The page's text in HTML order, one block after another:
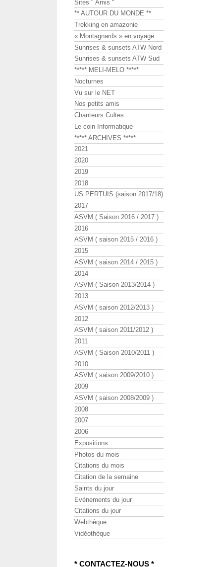
Sites " Amis "
** AUTOUR DU MONDE **
Trekking en amazonie
« Montagnards » en voyage
Sunrises & sunsets ATW Nord
Sunrises & sunsets ATW Sud
***** MELI-MELO *****
Nocturnes
Vu sur le NET
Nos petits amis
Chanteurs Cultes
Le coin Informatique
***** ARCHIVES *****
2021
2020
2019
2018
US PERTUIS (saison 2017/18)
2017
ASVM ( Saison 2016 / 2017 )
2016
ASVM ( saison 2015 / 2016 )
2015
ASVM ( saison 2014 / 2015 )
2014
ASVM ( Saison 2013/2014 )
2013
ASVM ( saison 2012/2013 )
2012
ASVM ( saison 2011/2012 )
2011
ASVM ( Saison 2010/2011 )
2010
ASVM ( saison 2009/2010 )
2009
ASVM ( saison 2008/2009 )
2008
2007
2006
Expositions
Photos du mois
Citations du mois
Citation de la semaine
Saints du jour
Evénements du jour
Citations du jour
Webthèque
Vidéothèque
* CONTACTEZ-NOUS *